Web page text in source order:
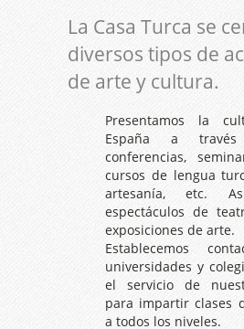
La Casa Turca se
diversos tipos de
de arte y cultura.
Presentamos la
España a
conferencias,
cursos de lengua
artesanía, etc.
espectáculos de
exposiciones de arte.
Establecemos
universidades y
el servicio de
para impartir clases
a todos los niveles.